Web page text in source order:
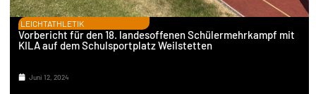
LEICHTATHLETIK
Vorbericht für den 18. landesoffenen Schülermehrkampf mit
KILA auf dem Schulsportplatz Weilstetten
Juni 12, 2024